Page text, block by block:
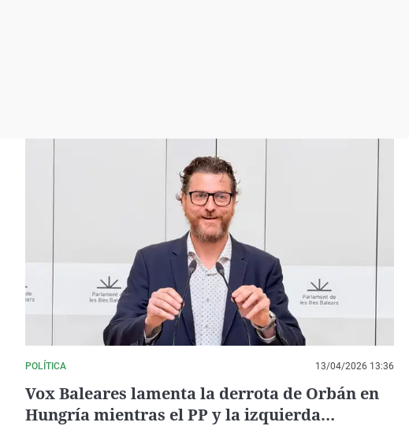
POLÍTICA 13/04/2026 13:36
Vox Baleares lamenta la derrota de Orbán en
Hungría mientras el PP y la izquierda